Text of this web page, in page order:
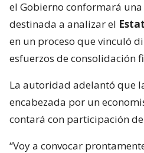
el Gobierno conformará
destinada a analizar el
en un proceso que vinculó
esfuerzos de consolidación
La autoridad adelantó que
encabezada por un
contará con participación
“Voy a convocar